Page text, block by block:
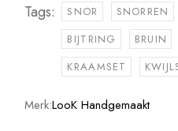
Tags:
SNOR SNORREN
BIJTRING
BRUIN
KRAAMSET
Merk:LooK Handgemaakt